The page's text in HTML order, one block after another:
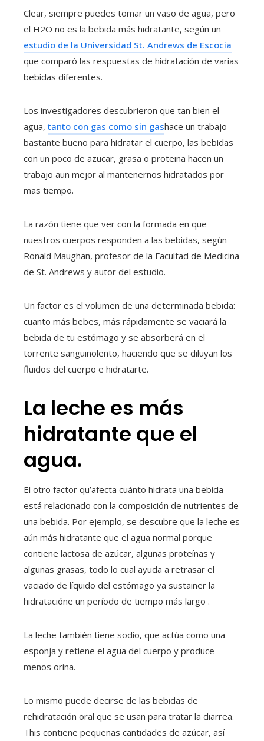
Clear, siempre puedes tomar un vaso de agua, pero
el H2O no es la bebida más hidratante, según un
estudio de la Universidad St. Andrews de Escocia
que comparó las respuestas de hidratación de varias
bebidas diferentes.
Los investigadores descubrieron que tan bien el
agua, tanto con gas como sin gashace un trabajo
bastante bueno para hidratar el cuerpo, las bebidas
con un poco de azucar, grasa o proteina hacen un
trabajo aun mejor al mantenernos hidratados por
mas tiempo.
La razón tiene que ver con la formada en que
nuestros cuerpos responden a las bebidas, según
Ronald Maughan, profesor de la Facultad de Medicina
de St. Andrews y autor del estudio.
Un factor es el volumen de una determinada bebida:
cuanto más bebes, más rápidamente se vaciará la
bebida de tu estómago y se absorberá en el
torrente sanguinolento, haciendo que se diluyan los
fluidos del cuerpo e hidratarte.
La leche es más
hidratante que el
agua.
El otro factor qu’afecta cuánto hidrata una bebida
está relacionado con la composición de nutrientes de
una bebida. Por ejemplo, se descubre que la leche es
aún más hidratante que el agua normal porque
contiene lactosa de azúcar, algunas proteínas y
algunas grasas, todo lo cual ayuda a retrasar el
vaciado de líquido del estómago ya sustainer la
hidratacióne un período de tiempo más largo .
La leche también tiene sodio, que actúa como una
esponja y retiene el agua del cuerpo y produce
menos orina.
Lo mismo puede decirse de las bebidas de
rehidratación oral que se usan para tratar la diarrea.
This contiene pequeñas cantidades de azúcar, así